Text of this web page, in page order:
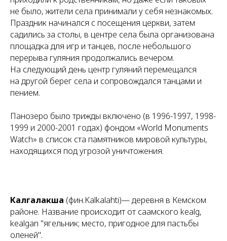
не было, жители села принимали у себя незнакомых.
Праздник начинался с посещения церкви, затем
садились за столы, в центре села была организована
площадка для игр и танцев, после небольшого
перерыва гуляния продолжались вечером.
На следующий день центр гуляний перемещался
на другой берег села и сопровождался танцами и
пением.
Панозеро было трижды включено (в 1996-1997, 1998-
1999 и 2000-2001 годах) фондом «World Monuments
Watch» в список ста памятников мировой культуры,
находящихся под угрозой уничтожения.
Калгалакша (фин.Kalkalahti)— деревня в Кемском
районе. Название происходит от саамского kealg,
kealgan "ягельник; место, пригодное для пастьбы
оленей".